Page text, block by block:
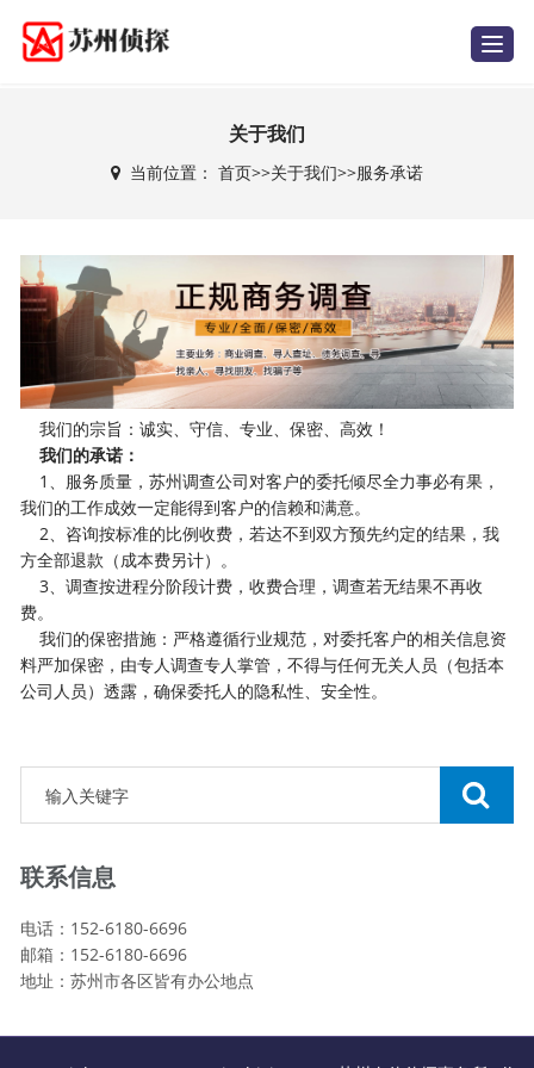
T
o
i
o
n
关于我们
当前位置： 首页>>关于我们>>服务承诺
我们的宗旨：诚实、守信、专业、保密、高效！
我们的承诺：
1、服务质量，苏州调查公司对客户的委托倾尽全力事必有果，
我们的工作成效一定能得到客户的信赖和满意。
2、咨询按标准的比例收费，若达不到双方预先约定的结果，我
方全部退款（成本费另计）。
3、调查按进程分阶段计费，收费合理，调查若无结果不再收
费。
我们的保密措施：严格遵循行业规范，对委托客户的相关信息资
料严加保密，由专人调查专人掌管，不得与任何无关人员（包括本
公司人员）透露，确保委托人的隐私性、安全性。
联系信息
电话：152-6180-6696
邮箱：152-6180-6696
地址：苏州市各区皆有办公地点